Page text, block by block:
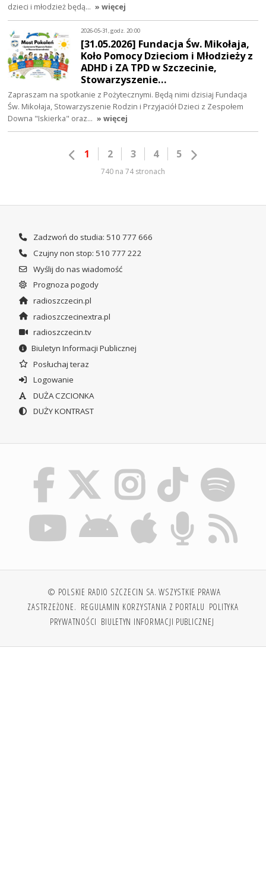
dzieci i młodzież będą… » więcej
2026-05-31, godz. 20:00
[31.05.2026] Fundacja Św. Mikołaja,
Koło Pomocy Dzieciom i Młodzieży z
ADHD i ZA TPD w Szczecinie,
Stowarzyszenie…
Zapraszam na spotkanie z Pożytecznymi. Będą nimi dzisiaj Fundacja
Św. Mikołaja, Stowarzyszenie Rodzin i Przyjaciół Dzieci z Zespołem
Downa "Iskierka" oraz… » więcej
1 2 3 4 5
740 na 74 stronach
Zadzwoń do studia: 510 777 666
Czujny non stop: 510 777 222
Wyślij do nas wiadomość
Prognoza pogody
radioszczecin.pl
radioszczecinextra.pl
radioszczecin.tv
Biuletyn Informacji Publicznej
Posłuchaj teraz
Logowanie
DUŻA CZCIONKA
DUŻY KONTRAST
© POLSKIE RADIO SZCZECIN SA. WSZYSTKIE PRAWA
ZASTRZEŻONE. REGULAMIN KORZYSTANIA Z PORTALU POLITYKA
PRYWATNOŚCI BIULETYN INFORMACJI PUBLICZNEJ